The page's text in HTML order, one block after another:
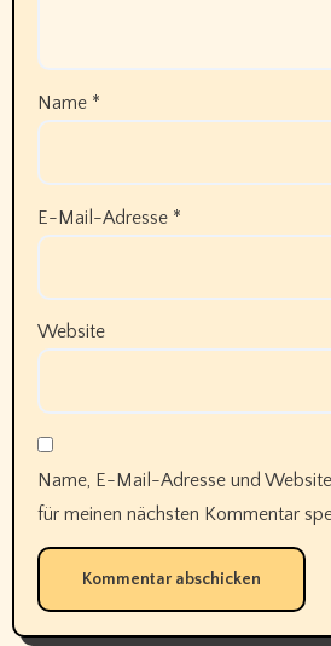
Name *
E-Mail-Adresse *
Website
Name, E-Mail-Adresse und
für meinen nächsten Kommentar